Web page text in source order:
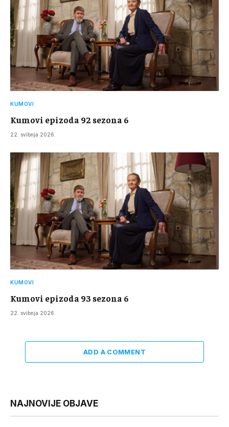
KUMOVI
Kumovi epizoda 92 sezona 6
22. svibnja 2026.
KUMOVI
Kumovi epizoda 93 sezona 6
22. svibnja 2026.
ADD A COMMENT
NAJNOVIJE OBJAVE